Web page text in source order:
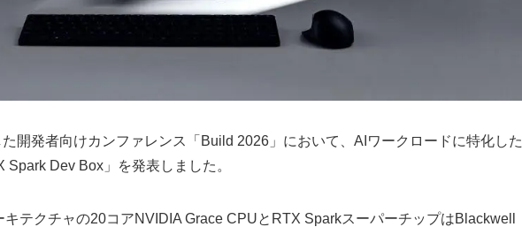
開発者向けカンファレンス「Build 2026」において、AIワークロードに特化した
Dev Box」を発表しました。
テクチャの20コアNVIDIA Grace CPUとRTX SparkスーパーチップはBlackwell